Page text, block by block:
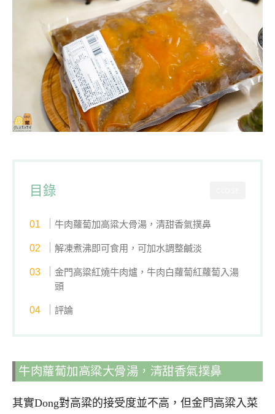
目錄
牛肉蘿蔔加高粱大骨湯，清甜香氣撲鼻
解凍煮沸即可食用，可加水調整鹹淡
金門高粱紅燒牛肉爐，牛肉白蘿蔔紅蘿蔔入湯
頭
評論
牛肉蘿蔔加高粱大骨湯，清甜香氣撲鼻
其實Dong對高粱的接受度並不高，但金門高粱入菜